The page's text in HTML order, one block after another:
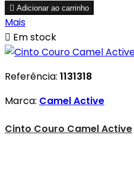
 Adicionar ao carrinho
Mais
 Em stock
Referência: 1131318
Marca: Camel Active
Cinto Couro Camel Active